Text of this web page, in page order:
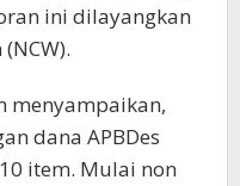
ini dilayangkan
menyampaikan,
dana APBDes
item. Mulai non